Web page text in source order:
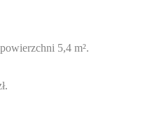
5,4 m².